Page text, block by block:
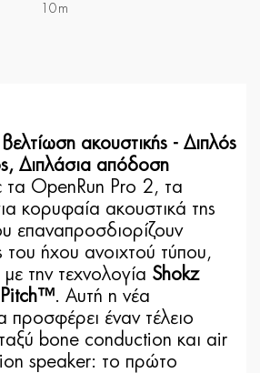
10m
ακουστικής - Διπλός
Διπλάσια απόδοση
τα OpenRun Pro 2, τα
κορυφαία ακουστικά της
επαναπροσδιορίζουν
του ήχου ανοιχτού τύπου,
με την τεχνολογία Shokz
. Αυτή η νέα
προσφέρει έναν τέλειο
bone conduction και air
speaker: το πρώτο